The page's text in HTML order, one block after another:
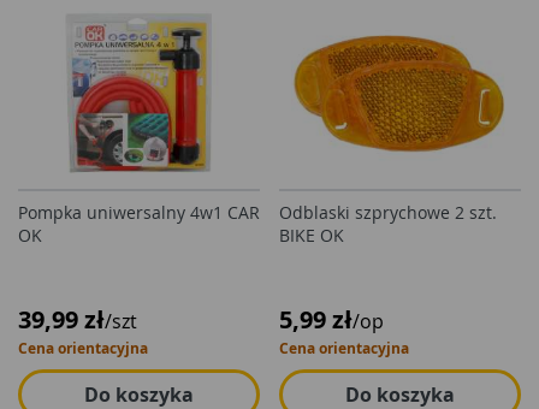
Pompka uniwersalny 4w1 CAR
OK
39,99 zł/szt
Cena orientacyjna
Do koszyka
Odblaski szprychowe 2 szt.
BIKE OK
5,99 zł/op
Cena orientacyjna
Do koszyka